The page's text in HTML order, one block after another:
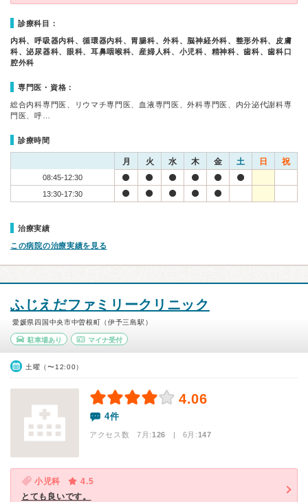
診療科目：
内科、呼吸器内科、循環器内科、胃腸科、外科、脳神経外科、整形外科、皮膚
科、泌尿器科、眼科、耳鼻咽喉科、産婦人科、小児科、精神科、歯科、歯科口
腔外科
専門医・資格：
総合内科専門医、リウマチ専門医、血液専門医、外科専門医、内分泌代謝科専
門医、呼…
診療時間
月 火 水 木 金 土 日 祝
08:45-12:30
13:30-17:30
治療実績
この病院の治療実績を見る
ふじえだファミリークリニック
愛媛県四国中央市中曽根町（伊予三島駅）
駐車場あり マイナ受付
土曜（〜12:00）
4.06
4件
アクセス数 7月:126 | 6月:147
小児科
4.5
とても良いです。